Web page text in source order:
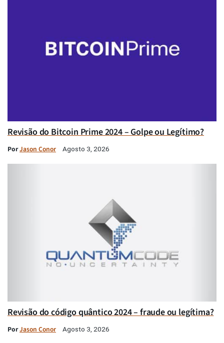
Revisão do Bitcoin Prime 2024 – Golpe ou Legítimo?
PorJason Conor Agosto 3, 2026
Revisão do código quântico 2024 – fraude ou legítima?
PorJason Conor Agosto 3, 2026